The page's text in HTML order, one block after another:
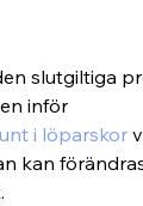
slutgiltiga
inför
i löparskor
kan